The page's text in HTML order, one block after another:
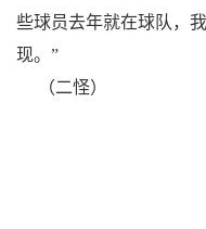
些球员去年就在球队，
现。”
（二怪）